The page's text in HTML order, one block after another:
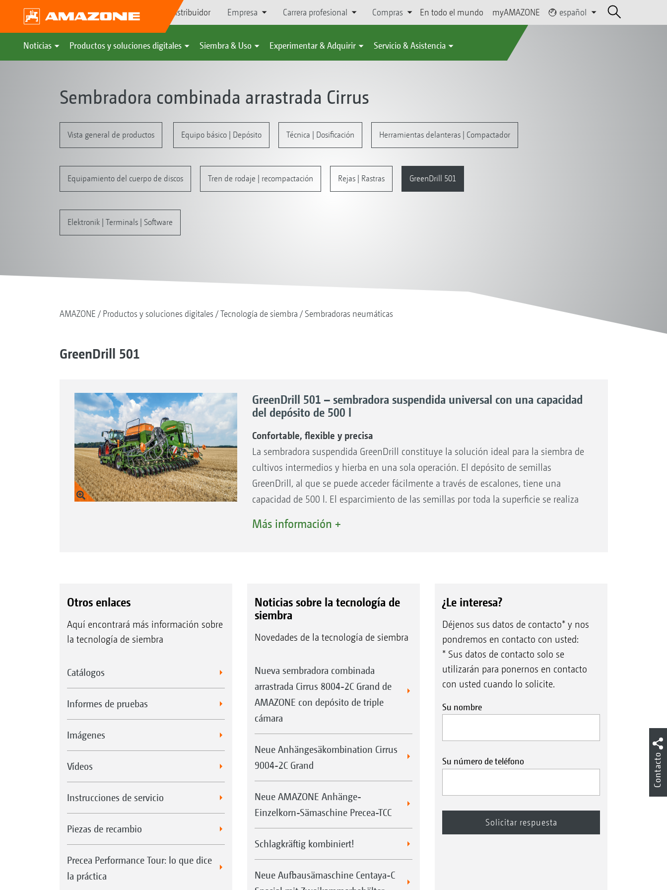
Búsqueda de distribuidor Empresa Carrera profesional Compras En todo el mundo myAMAZONE español
Noticias Productos y soluciones digitales Siembra & Uso Experimentar & Adquirir Servicio & Asistencia
Sembradora combinada arrastrada Cirrus
Vista general de productos Equipo básico | Depósito Técnica | Dosificación Herramientas delanteras | Compactador
Equipamiento del cuerpo de discos Tren de rodaje | recompactación Rejas | Rastras GreenDrill 501
Elektronik | Terminals | Software
AMAZONE Productos y soluciones digitales Tecnología de siembra Sembradoras neumáticas
GreenDrill 501
GreenDrill 501 – sembradora suspendida universal con una capacidad
del depósito de 500 l
Confortable, flexible y precisa
La sembradora suspendida GreenDrill constituye la solución ideal para la siembra de
cultivos intermedios y hierba en una sola operación. El depósito de semillas
GreenDrill, al que se puede acceder fácilmente a través de escalones, tiene una
capacidad de 500 l. El esparcimiento de las semillas por toda la superficie se realiza
semillas entre las rejas. Como alternativa, también es posible esparcir las semillas a
Procesamiento de una superficie amplia mediante platos de rebote o mediante
tubos de semillas entre las rejas
Esparcimiento en toda la superficie a través de platos de rebote, un tubo de
semillas entre las rejas o una segunda salida situada en la reja TwinTeC plus
Control de máquinas mediante el control ISOBUS
Aplicación de un tercer medio: Triple Shoot
El control de la GreenDrill puede
realizarse de diferentes maneras,
monte la GreenDrill. Por ejemplo, si la
la electrónica de la Cirrus como
la GreenDrill se representa y controla
Más información +
Otros enlaces
Aquí encontrará más información sobre
la tecnología de siembra
Catálogos
Informes de pruebas
Imágenes
Vídeos
Instrucciones de servicio
Piezas de recambio
Precea Performance Tour: lo que dice
la práctica
Noticias sobre la tecnología de
siembra
Novedades de la tecnología de siembra
Nueva sembradora combinada
arrastrada Cirrus 8004-2C Grand de
AMAZONE con depósito de triple
cámara
Neue Anhängesäkombination Cirrus
9004-2C Grand
Neue AMAZONE Anhänge-
Einzelkorn-Sämaschine Precea-TCC
Schlagkräftig kombiniert!
Neue Aufbausämaschine Centaya-C
¿Le interesa?
Déjenos sus datos de contacto* y nos
pondremos en contacto con usted:
* Sus datos de contacto solo se
utilizarán para ponernos en contacto
con usted cuando lo solicite.
Su nombre
Su número de teléfono Contacto